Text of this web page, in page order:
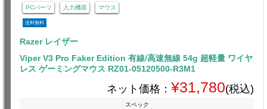
PCパーツ 入力機器 マウス
送料無料
Razer レイザー
Viper V3 Pro Faker Edition 有線/高速無線 54g 超軽量 ワイヤ
レス ゲーミングマウス RZ01-05120500-R3M1
ネット価格： ¥31,780(税込)
スペック